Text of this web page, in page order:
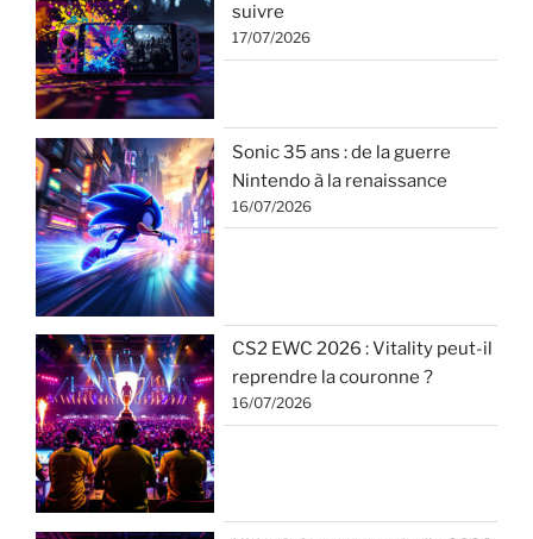
suivre
17/07/2026
Sonic 35 ans : de la guerre
Nintendo à la renaissance
16/07/2026
CS2 EWC 2026 : Vitality peut-il
reprendre la couronne ?
16/07/2026